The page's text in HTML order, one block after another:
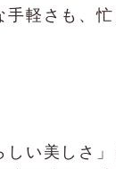
軽さも、
い美しさ」